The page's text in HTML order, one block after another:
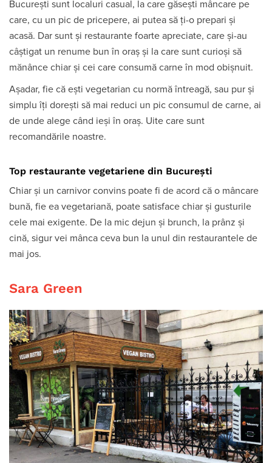
București sunt localuri casual, la care găsești mâncare pe
care, cu un pic de pricepere, ai putea să ți-o prepari și
acasă. Dar sunt și restaurante foarte apreciate, care și-au
câștigat un renume bun în oraș și la care sunt curioși să
mănânce chiar și cei care consumă carne în mod obișnuit.
Așadar, fie că ești vegetarian cu normă întreagă, sau pur și
simplu îți dorești să mai reduci un pic consumul de carne, ai
de unde alege când ieși în oraș. Uite care sunt
recomandările noastre.
Top restaurante vegetariene din București
Chiar și un carnivor convins poate fi de acord că o mâncare
bună, fie ea vegetariană, poate satisface chiar și gusturile
cele mai exigente. De la mic dejun și brunch, la prânz și
cină, sigur vei mânca ceva bun la unul din restaurantele de
mai jos.
Sara Green